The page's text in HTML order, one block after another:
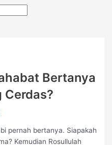
Bertanya
Cerdas?
pernah bertanya. Siapakah
Kemudian Rosullulah